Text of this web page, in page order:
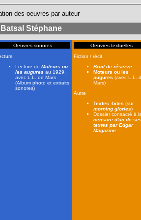
des oeuvres par auteur
Batsal Stéphane
Oeuvres sonores
Lecture de Moteurs ou
les augures au 1929,
avec L.L. de Mars
(Album photo et extraits
sonores)
Oeuvres textuelles
Fiction / récit
Bruit de réserve
Moteurs ou les
augures (avec L.L.
Mars)
Autre
Textes -bites (sur
morning glories)
Dossier consacré à la
censure d'un de ses
textes par Edgar
Magazine